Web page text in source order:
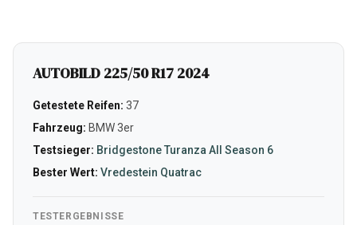
AUTOBILD 225/50 R17 2024
Getestete Reifen: 37
Fahrzeug: BMW 3er
Testsieger: Bridgestone Turanza All Season 6
Bester Wert: Vredestein Quatrac
TESTERGEBNISSE